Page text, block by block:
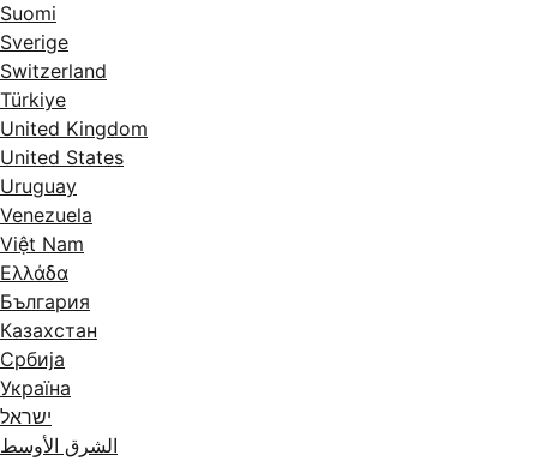
Suomi
Sverige
Switzerland
Türkiye
United Kingdom
United States
Uruguay
Venezuela
Việt Nam
Ελλάδα
България
Казахстан
Србија
Україна
ישראל
الشرق الأوسط